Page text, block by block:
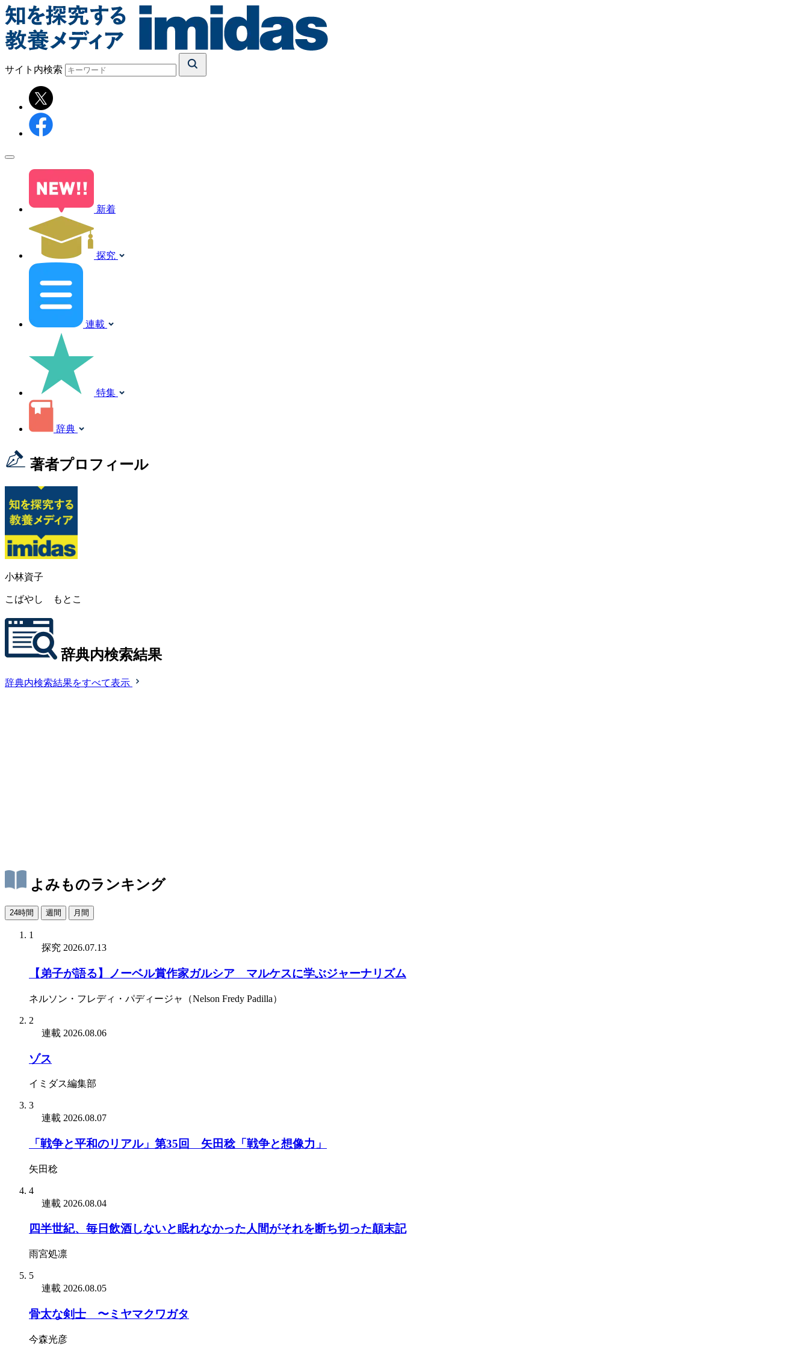
サイト内検索
新着
探究
連載
特集
辞典
著者プロフィール
小林資子
こばやし もとこ
辞典内検索結果
辞典内検索結果をすべて表示
よみものランキング
24時間 週間 月間
1
探究 2026.07.13
【弟子が語る】ノーベル賞作家ガルシア゠マルケスに学ぶジャーナリズム
ネルソン・フレディ・パディージャ（Nelson Fredy Padilla）
2
連載 2026.08.06
ゾス
イミダス編集部
3
連載 2026.08.07
「戦争と平和のリアル」第35回 矢田稔「戦争と想像力」
矢田稔
4
連載 2026.08.04
四半世紀、毎日飲酒しないと眠れなかった人間がそれを断ち切った顛末記
雨宮処凛
5
連載 2026.08.05
骨太な剣士 〜ミヤマクワガタ
今森光彦